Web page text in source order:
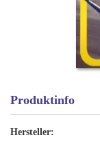
Produktinfo
Hersteller: